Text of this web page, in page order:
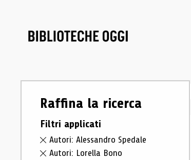
Raffina la ricerca
Filtri applicati
Autori: Alessandro Spedale
Autori: Lorella Bono